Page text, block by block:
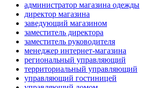
администратор магазина одежды
директор магазина
заведующий магазином
заместитель директора
заместитель руководителя
менеджер интернет-магазина
региональный управляющий
территориальный управляющий
управляющий гостиницей